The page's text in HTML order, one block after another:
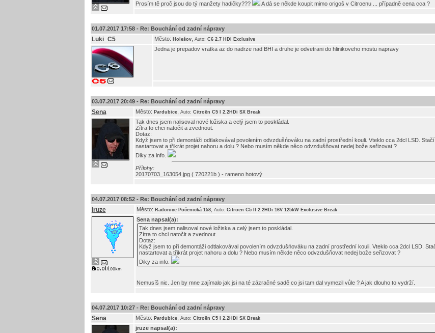
Prosím tě proč jsou do tý manžety hadičky??? A dá se někde koupit mimo origoš v Citroenu ... případně cena cca ?
01.07.2017 17:58 - Re: Bouchání od zadní nápravy
Luki_C5 Město: Holešov, Auto: C6 2.7 HDI Exclusive
Jedna je prepadov vratka az do nadrze nad BHI a druhe je odvetrani do hlinikoveho mostu napravy
03.07.2017 20:49 - Re: Bouchání od zadní nápravy
Sena Město: Pardubice, Auto: Citroën C5 I 2.2HDi SX Break
Tak dnes jsem nalisoval nové ložiska a celý jsem to poskládal.
Zítra to chci natočit a zvednout.
Dotaz:
Když jsem to při demontáži odtlakovával povolením odvzdušńováku na zadní prostřední kouli. Vteklo cca 2dcl LSD.
nastartovat a třikrát projet nahoru a dolu ? Nebo musím někde něco odvzdušňovat nedej bože seřizovat ?
Diky za info.
Přílohy:
20170703_163054.jpg ( 720221b ) - rameno hotový
04.07.2017 08:52 - Re: Bouchání od zadní nápravy
jruze Město: Radonice Počenická 158, Auto: Citroën C5 II 2.2HDi 16V 125kW Exclusive Break
Senanapsal(a):
Tak dnes jsem nalisoval nové ložiska a celý jsem to poskládal.
Zítra to chci natočit a zvednout.
Dotaz:
Když jsem to při demontáži odtlakovával povolením odvzdušńováku na zadní prostřední kouli. Vteklo cca 2dcl LSD.
nastartovat a třikrát projet nahoru a dolu ? Nebo musím někde něco odvzdušňovat nedej bože seřizovat ?
Diky za info.
Nemusíš nic. Jen by mne zajímalo jak jsi na té zázračné sadě co jsi tam dal vymezil vůle ? A jak dlouho to vydrží.
04.07.2017 10:27 - Re: Bouchání od zadní nápravy
Sena Město: Pardubice, Auto: Citroën C5 I 2.2HDi SX Break
jruzenapsal(a):